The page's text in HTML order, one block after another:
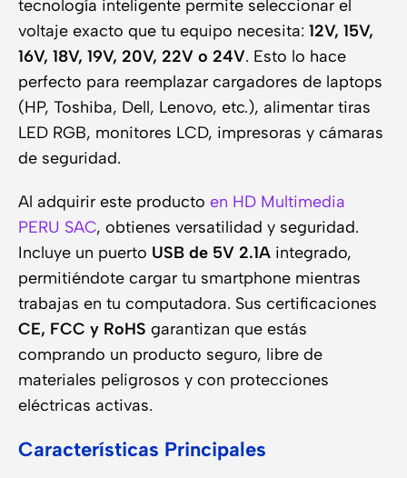
tecnología inteligente permite seleccionar el
voltaje exacto que tu equipo necesita: 12V, 15V,
16V, 18V, 19V, 20V, 22V o 24V. Esto lo hace
perfecto para reemplazar cargadores de laptops
(HP, Toshiba, Dell, Lenovo, etc.), alimentar tiras
LED RGB, monitores LCD, impresoras y cámaras
de seguridad.
Al adquirir este producto en HD Multimedia
PERU SAC, obtienes versatilidad y seguridad.
Incluye un puerto USB de 5V 2.1A integrado,
permitiéndote cargar tu smartphone mientras
trabajas en tu computadora. Sus certificaciones
CE, FCC y RoHS garantizan que estás
comprando un producto seguro, libre de
materiales peligrosos y con protecciones
eléctricas activas.
Características Principales